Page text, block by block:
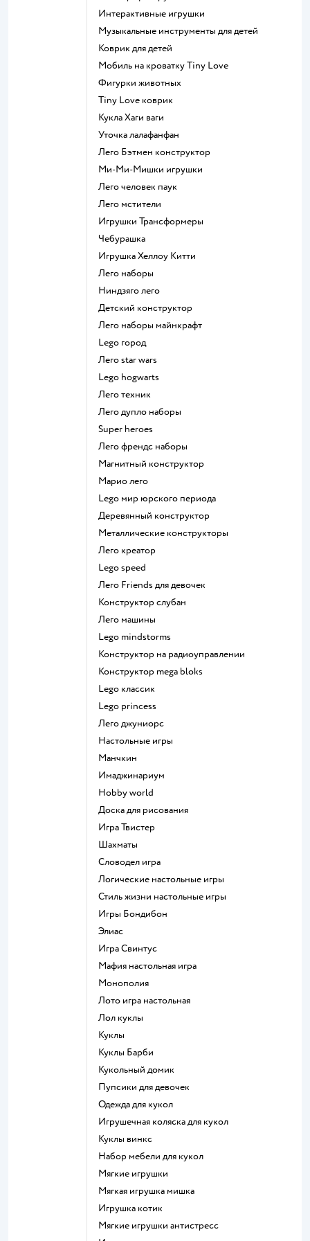
Интерактивные игрушки
Музыкальные инструменты для детей
Коврик для детей
Мобиль на кроватку Tiny Love
Фигурки животных
Tiny Love коврик
Кукла Хаги ваги
Уточка лалафанфан
Лего Бэтмен конструктор
Ми-Ми-Мишки игрушки
Лего человек паук
Лего мстители
Игрушки Трансформеры
Чебурашка
Игрушка Хеллоу Китти
Лего наборы
Ниндзяго лего
Детский конструктор
Лего наборы майнкрафт
Lego город
Лего star wars
Lego hogwarts
Лего техник
Лего дупло наборы
Super heroes
Лего френдс наборы
Магнитный конструктор
Марио лего
Lego мир юрского периода
Деревянный конструктор
Металлические конструкторы
Лего креатор
Lego speed
Лего Friends для девочек
Конструктор слубан
Лего машины
Lego mindstorms
Конструктор на радиоуправлении
Конструктор mega bloks
Lego классик
Lego princess
Лего джуниорс
Настольные игры
Манчкин
Имаджинариум
Hobby world
Доска для рисования
Игра Твистер
Шахматы
Словодел игра
Логические настольные игры
Стиль жизни настольные игры
Игры Бондибон
Элиас
Игра Свинтус
Мафия настольная игра
Монополия
Лото игра настольная
Лол куклы
Куклы
Куклы Барби
Кукольный домик
Пупсики для девочек
Одежда для кукол
Игрушечная коляска для кукол
Куклы винкс
Набор мебели для кукол
Мягкие игрушки
Мягкая игрушка мишка
Игрушка котик
Мягкие игрушки антистресс